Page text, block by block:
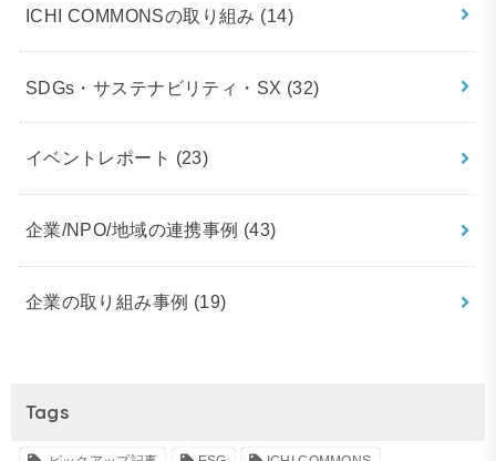
ICHI COMMONSの取り組み (14)
SDGs・サステナビリティ・SX (32)
イベントレポート (23)
企業/NPO/地域の連携事例 (43)
企業の取り組み事例 (19)
Tags